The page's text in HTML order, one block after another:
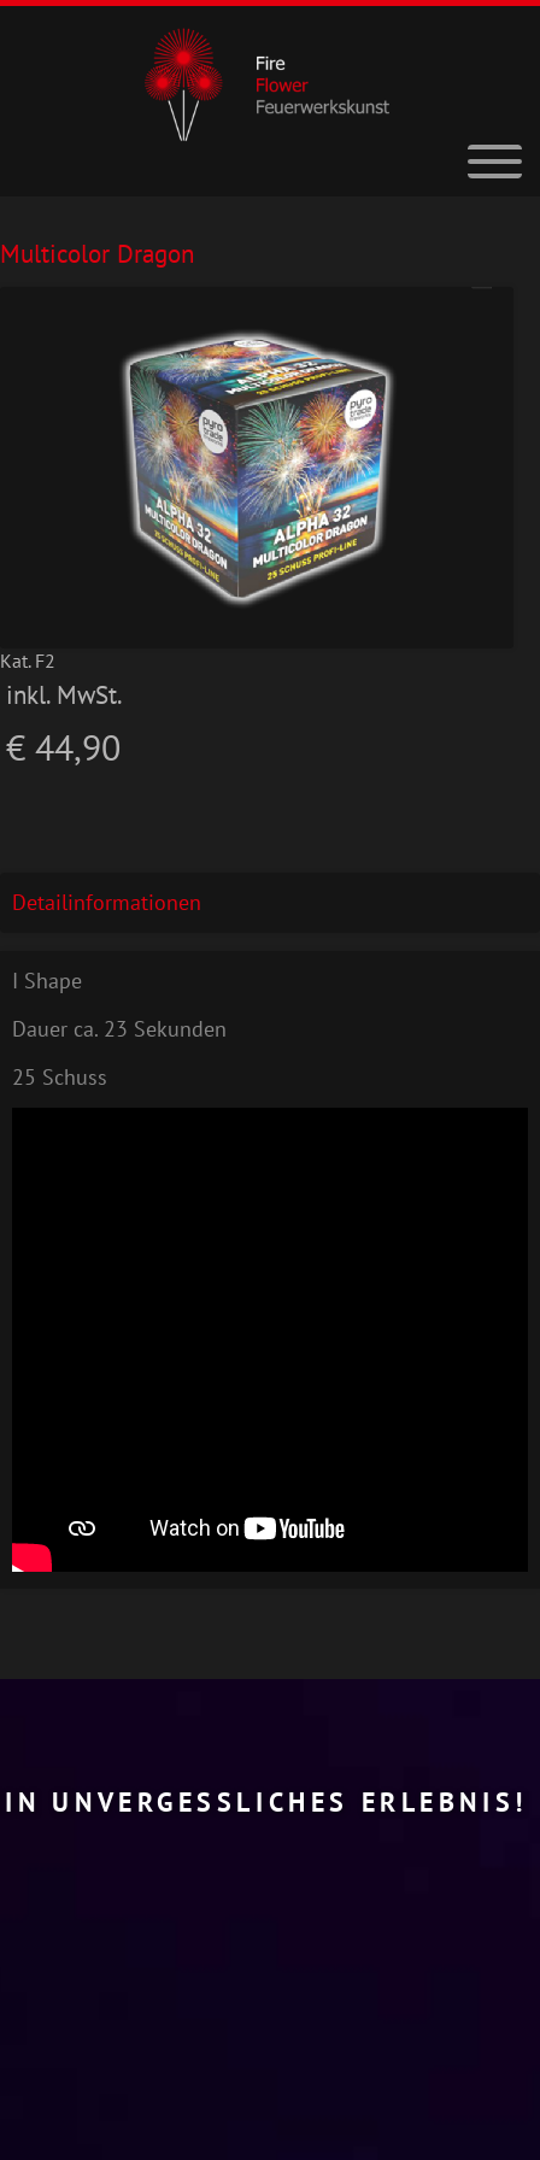
Multicolor Dragon
Kat. F2
inkl. MwSt.
€ 44,90
Detailinformationen
I Shape
Dauer ca. 23 Sekunden
25 Schuss
UNVERGESSLICHES ERLEBNIS!